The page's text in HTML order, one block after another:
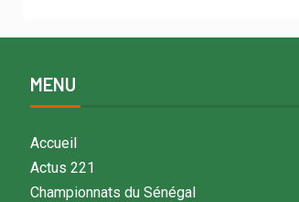
MENU
Accueil
Actus 221
Championnats du Sénégal